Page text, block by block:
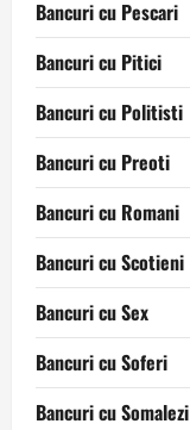
Bancuri cu Pescari
Bancuri cu Pitici
Bancuri cu Politisti
Bancuri cu Preoti
Bancuri cu Romani
Bancuri cu Scotieni
Bancuri cu Sex
Bancuri cu Soferi
Bancuri cu Somalezi